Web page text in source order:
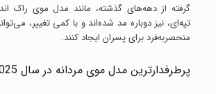
گرفته از دهه‌های گذشته، مانند مدل موی راک
تپه‌ای، نیز دوباره مد شده‌اند و با کمی تغییر،
منحصربه‌فرد برای پسران ایجاد کنند.
پرطرفدارترین مدل موی مردانه در سال 2025